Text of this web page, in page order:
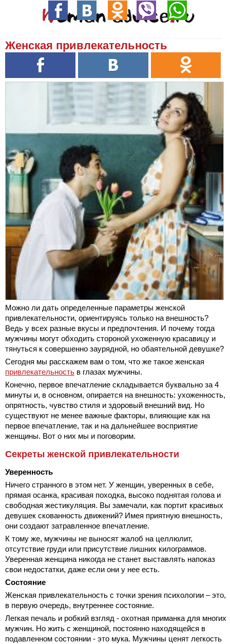
Женская привлекательность
Можно ли дать определенные параметры женской
привлекательности, ориентируясь только на внешность?
Ведь у всех разные вкусы и предпочтения. И почему тогда
мужчины могут обходить стороной ухоженную красавицу и
тянуться к совершенно заурядной, но обаятельной девушке?
Сегодня мы расскажем вам о том, что же такое женская
привлекательность в глазах мужчины.
Конечно, первое впечатление складывается буквально за 4
минуты и, в основном, опирается на внешность: ухоженность,
опрятность, чувство стиля и здоровый внешний вид. Но
существуют не менее важные факторы, влияющие как на
первое впечатление, так и на дальнейшее восприятие
женщины. Вот о них мы и поговорим.
Секреты женской привлекательности
Уверенность
Ничего странного в этом нет. У женщин, уверенных в себе,
прямая осанка, красивая походка, высоко поднятая голова и
свободная жестикуляция. Вы замечали, как портит красивых
девушек скованность движений? Имея приятную внешность,
они создают затравленное впечатление.
К тому же, мужчины не выносят жалоб на целлюлит,
отсутствие груди или присутствие лишних килограммов.
Уверенная женщина никогда не станет выставлять напоказ
свои недостатки, даже если они у нее есть.
Состояние
Женская привлекательность с точки зрения психологии – это,
в первую очередь, внутреннее состояние.
Легкая печаль и робкий взгляд - охотная приманка для многих
мужчин. Но жить с женщиной, постоянно находящейся в
подавленном состоянии - это мука. Мужчины ценят легкость